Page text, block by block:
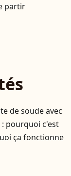
partir
de soude avec
pourquoi c'est
ça fonctionne